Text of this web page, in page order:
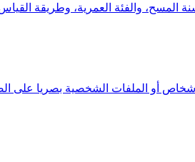
والفئة العمرية، وطريقة القياس.